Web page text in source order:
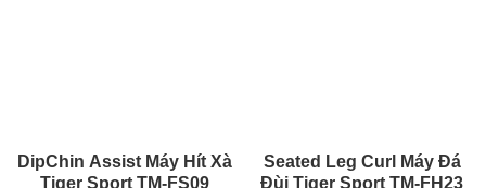
DipChin Assist Máy Hít Xà
Tiger Sport TM-FS09
Seated Leg Curl Máy Đá
Đùi Tiger Sport TM-FH23